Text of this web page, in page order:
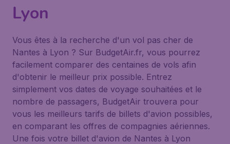
Lyon
Vous êtes à la recherche d'un vol pas cher de
Nantes à Lyon ? Sur BudgetAir.fr, vous pourrez
facilement comparer des centaines de vols afin
d'obtenir le meilleur prix possible. Entrez
simplement vos dates de voyage souhaitées et le
nombre de passagers, BudgetAir trouvera pour
vous les meilleurs tarifs de billets d'avion possibles,
en comparant les offres de compagnies aériennes.
Une fois votre billet d'avion de Nantes à Lyon